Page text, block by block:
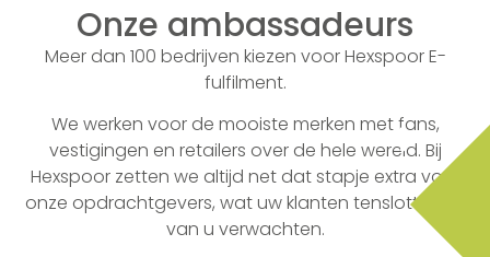
Onze ambassadeurs
Meer dan 100 bedrijven kiezen voor Hexspoor E-
fulfilment.
We werken voor de mooiste merken met fans,
vestigingen en retailers over de hele wereld. Bij
Hexspoor zetten we altijd net dat stapje extra voor
onze opdrachtgevers, wat uw klanten tenslotte ook
van u verwachten.